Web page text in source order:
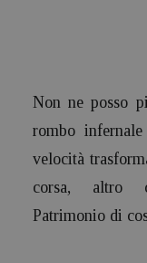
Non ne posso
rombo
velocità
corsa, altro
Patrimonio di